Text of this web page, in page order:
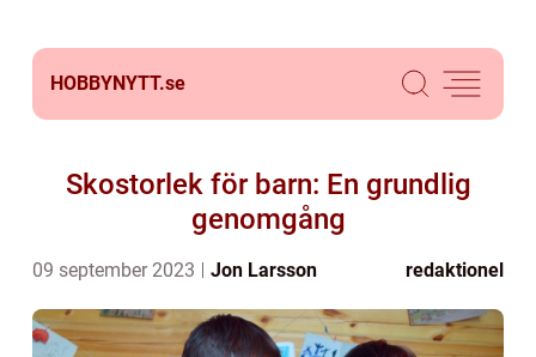
HOBBYNYTT.se
Skostorlek för barn: En grundlig
genomgång
09 september 2023 Jon Larsson redaktionel